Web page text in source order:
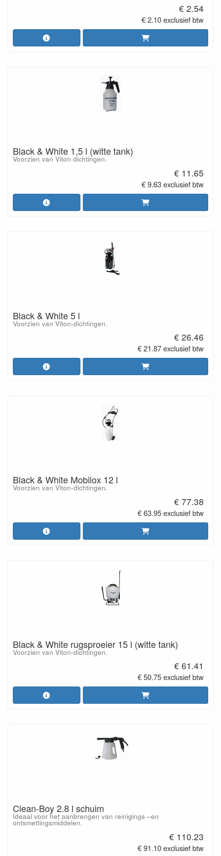
€ 2.54
€ 2.10 exclusief btw
Black & White 1,5 l (witte tank)
Voorzien van Viton dichtingen.
€ 11.65
€ 9.63 exclusief btw
Black & White 5 l
Voorzien van Viton-dichtingen.
€ 26.46
€ 21.87 exclusief btw
Black & White Mobilox 12 l
Voorzien van Viton-dichtingen.
€ 77.38
€ 63.95 exclusief btw
Black & White rugsproeier 15 l (witte tank)
Voorzien van Viton-dichtingen.
€ 61.41
€ 50.75 exclusief btw
Clean-Boy 2.8 l schuim
Ideaal voor het aanbrengen van reinigings –en
ontsmettingsmiddelen.
€ 110.23
€ 91.10 exclusief btw